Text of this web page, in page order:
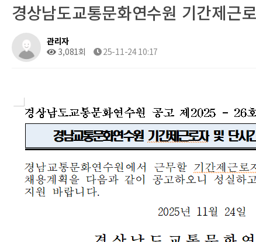
경상남도교통문화연수원 기간제근
관리자
3,081회
25-11-24 10:17